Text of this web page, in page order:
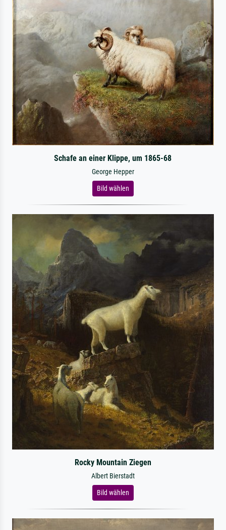
Schafe an einer Klippe, um 1865-68
George Hepper
Bild wählen
Rocky Mountain Ziegen
Albert Bierstadt
Bild wählen